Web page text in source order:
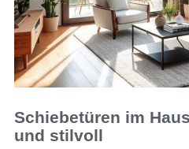
Schiebetüren im
und stilvoll